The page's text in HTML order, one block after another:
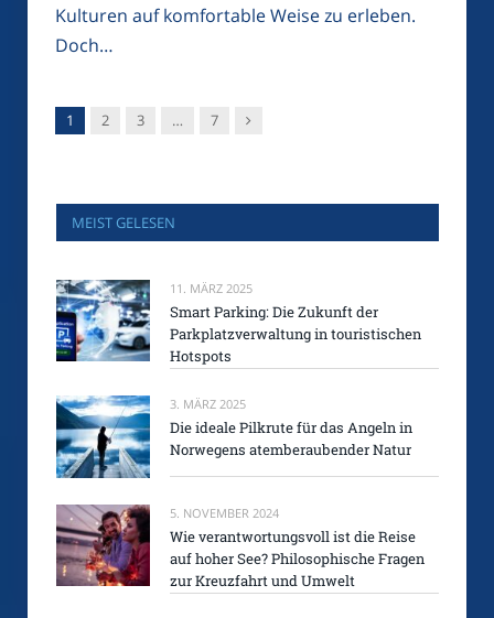
Kulturen auf komfortable Weise zu erleben.
Doch…
1 2 3 … 7 Nachfolger
MEIST GELESEN
11. MÄRZ 2025
Smart Parking: Die Zukunft der
Parkplatzverwaltung in touristischen
Hotspots
3. MÄRZ 2025
Die ideale Pilkrute für das Angeln in
Norwegens atemberaubender Natur
5. NOVEMBER 2024
Wie verantwortungsvoll ist die Reise
auf hoher See? Philosophische Fragen
zur Kreuzfahrt und Umwelt